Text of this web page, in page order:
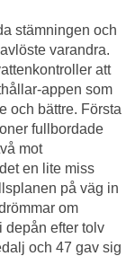
stämningen och
varandra.
att
appen som
och bättre. Första
fullbordade
mot
en lite miss
på väg in
om
depån efter tolv
och 47 gav sig